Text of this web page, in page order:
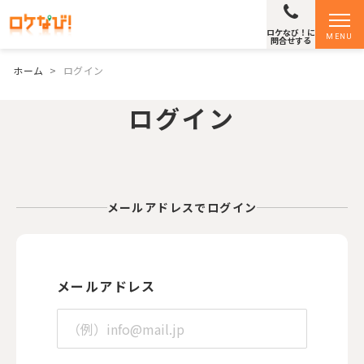
MENU
ロケなび！に
問合せする
ホーム > ログイン
ログイン
メールアドレスでログイン
メールアドレス